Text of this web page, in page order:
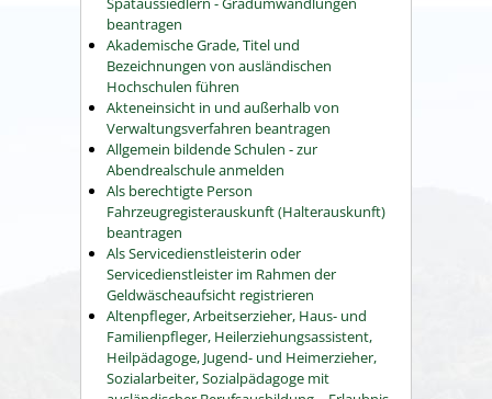
beantragen
Akademische Grade, Titel und
Bezeichnungen von ausländischen
Hochschulen führen
Akteneinsicht in und außerhalb von
Verwaltungsverfahren beantragen
Allgemein bildende Schulen - zur
Abendrealschule anmelden
Als berechtigte Person
Fahrzeugregisterauskunft (Halterauskunft)
beantragen
Als Servicedienstleisterin oder
Servicedienstleister im Rahmen der
Geldwäscheaufsicht registrieren
Altenpfleger, Arbeitserzieher, Haus- und
Familienpfleger, Heilerziehungsassistent,
Heilpädagoge, Jugend- und Heimerzieher,
Sozialarbeiter, Sozialpädagoge mit